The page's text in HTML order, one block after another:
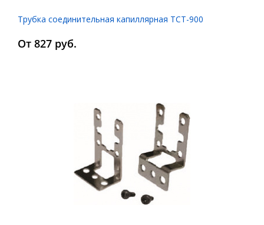
Трубка соединительная капиллярная ТСТ-900
От 827 руб.